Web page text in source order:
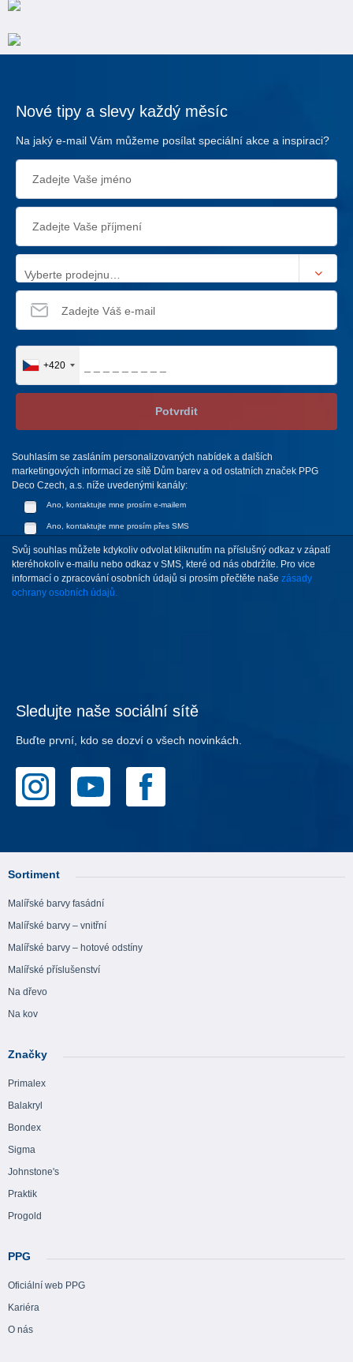
Nové tipy a slevy každý měsíc
Na jaký e-mail Vám můžeme posílat speciální akce a inspiraci?
Vyberte prodejnu…
+420
Potvrdit
Souhlasím se zasláním personalizovaných nabídek a dalších
marketingových informací ze sítě Dům barev a od ostatních značek PPG
Deco Czech, a.s. níže uvedenými kanály:
Ano, kontaktujte mne prosím e-mailem
Ano, kontaktujte mne prosím přes SMS
Svůj souhlas můžete kdykoliv odvolat kliknutím na příslušný odkaz v zápatí
kteréhokoliv e-mailu nebo odkaz v SMS, které od nás obdržíte. Pro vice
informací o zpracování osobních údajů si prosím přečtěte naše zásady
ochrany osobních údajů.
Sledujte naše sociální sítě
Buďte první, kdo se dozví o všech novinkách.
Sortiment
Malířské barvy fasádní
Malířské barvy – vnitřní
Malířské barvy – hotové odstíny
Malířské příslušenství
Na dřevo
Na kov
Značky
Primalex
Balakryl
Bondex
Sigma
Johnstone's
Praktik
Progold
PPG
Oficiální web PPG
Kariéra
O nás